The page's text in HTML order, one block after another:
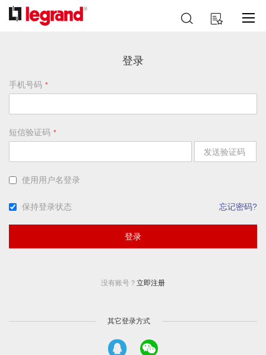
跳
到
我的购物车
索
登录
手机号码
短信验证码
发送验证码
使用用户名登录
保持登录状态 忘记密码?
登录
没有账号？ 立即注册
其它登录方式